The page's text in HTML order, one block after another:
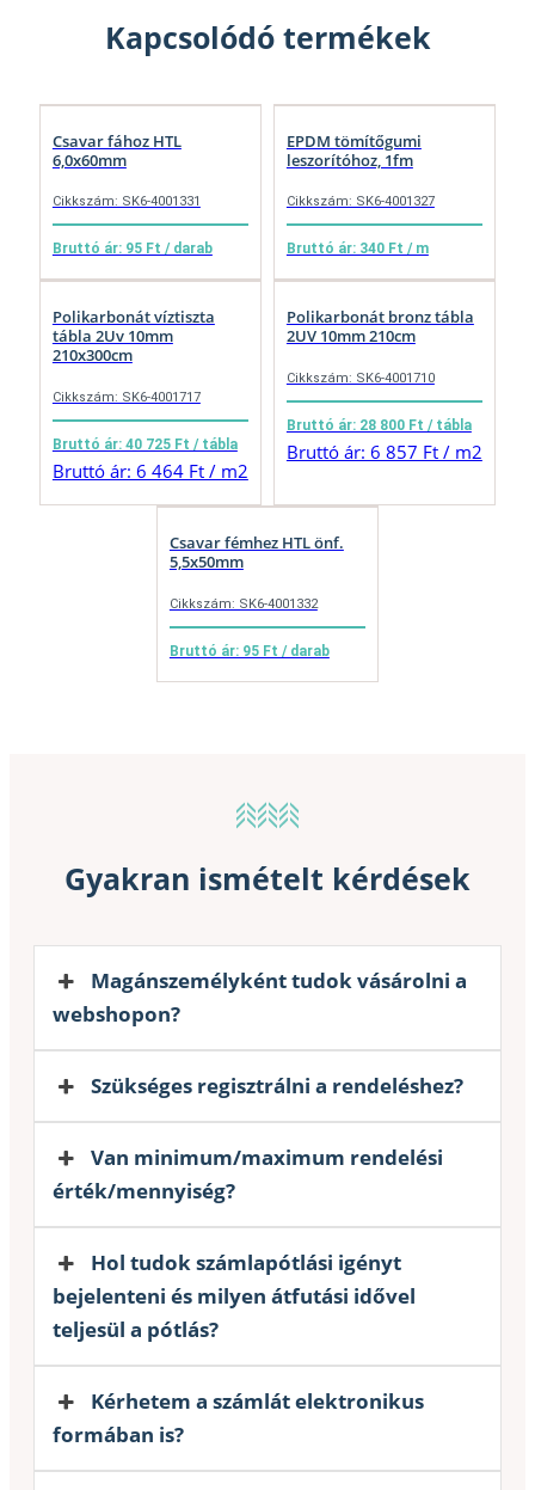
Kapcsolódó termékek
Csavar fához HTL
6,0x60mm
Cikkszám: SK6-4001331
Bruttó ár: 95 Ft / darab
EPDM tömítőgumi
leszorítóhoz, 1fm
Cikkszám: SK6-4001327
Bruttó ár: 340 Ft / m
Polikarbonát víztiszta
tábla 2Uv 10mm
210x300cm
Cikkszám: SK6-4001717
Bruttó ár: 40 725 Ft / tábla
Bruttó ár: 6 464 Ft / m2
Polikarbonát bronz tábla
2UV 10mm 210cm
Cikkszám: SK6-4001710
Bruttó ár: 28 800 Ft / tábla
Bruttó ár: 6 857 Ft / m2
Csavar fémhez HTL önf.
5,5x50mm
Cikkszám: SK6-4001332
Bruttó ár: 95 Ft / darab
Gyakran ismételt kérdések
Magánszemélyként tudok vásárolni a
webshopon?
Szükséges regisztrálni a rendeléshez?
Van minimum/maximum rendelési
érték/mennyiség?
Hol tudok számlapótlási igényt
bejelenteni és milyen átfutási idővel
teljesül a pótlás?
Kérhetem a számlát elektronikus
formában is?